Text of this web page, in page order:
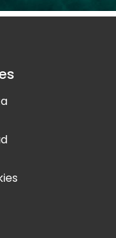
Ribadeo
Calvo Sotelo,
982 128 424